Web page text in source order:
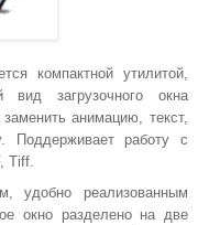
компактной утилитой,
вид загрузочного окна
анимацию, текст,
Поддерживает работу с
Tiff.
удобно реализованным
окно разделено на две